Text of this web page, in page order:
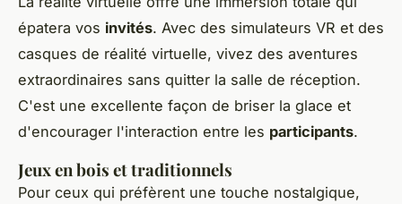
épatera vos invités. Avec des simulateurs VR et des
casques de réalité virtuelle, vivez des aventures
extraordinaires sans quitter la salle de réception.
C'est une excellente façon de briser la glace et
d'encourager l'interaction entre les participants.
Jeux en bois et traditionnels
Pour ceux qui préfèrent une touche nostalgique,